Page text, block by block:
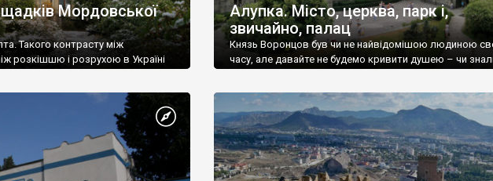
Мордовської
Такого контрасту між
розкішшю і розрухою в Україні
Алупка. Місто, церква, парк і,
звичайно, палац
Князь Воронцов був чи не найвідомішою людиною
часу, але давайте не будемо кривити душею – чи